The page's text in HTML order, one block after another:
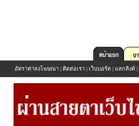
อัตราค่าลงโฆษณา | ติดต่อเรา | เว็บบอร์ด | แลกลิงค์ |